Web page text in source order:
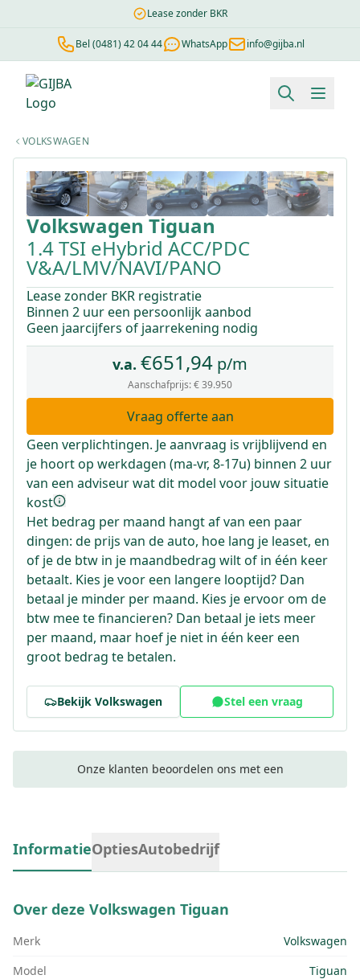
Lease zonder BKR
Bel (0481) 42 04 44 WhatsApp info@gijba.nl
Financial lease berekenen
VOLKSWAGEN
VolkswagenTiguan
1.4 TSI eHybrid ACC/PDC
V&A/LMV/NAVI/PANO
Lease zonder BKR registratie
Binnen 2 uur een persoonlijk aanbod
Geen jaarcijfers of jaarrekening nodig
v.a. €651,94 p/m
Aanschafprijs:€ 39.950
Vraag offerte aan
Geen verplichtingen. Je aanvraag is vrijblijvend en
je hoort op werkdagen (ma-vr, 8-17u) binnen 2 uur
van een adviseur wat dit model voor jouw situatie
kost
Het bedrag per maand hangt af van een paar
dingen: de prijs van de auto, hoe lang je leaset, en
of je de btw in je maandbedrag wilt of in één keer
betaalt. Kies je voor een langere looptijd? Dan
betaal je minder per maand. Kies je ervoor om de
btw mee te financieren? Dan betaal je iets meer
per maand, maar hoef je niet in één keer een
groot bedrag te betalen.
Bekijk Volkswagen Stel een vraag
Onze klanten beoordelen ons met een
InformatieOptiesAutobedrijf
Over deze Volkswagen Tiguan
Merk
Volkswagen
Model
Tiguan